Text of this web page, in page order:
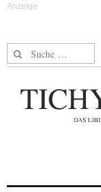
Suche nach: